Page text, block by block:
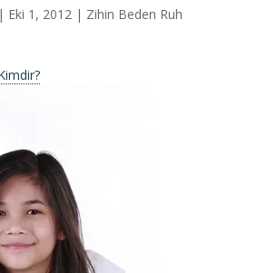
1, 2012 | Zihin Beden Ruh